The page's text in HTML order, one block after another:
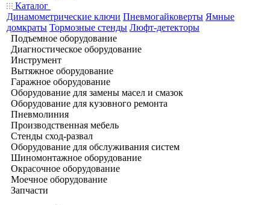
Каталог
Динамометрические ключи Пневмогайковерты Ямные
домкраты Тормозные стенды Люфт-детекторы
Подъемное оборудование
Диагностическое оборудование
Инструмент
Вытяжное оборудование
Гаражное оборудование
Оборудование для замены масел и смазок
Оборудование для кузовного ремонта
Пневмолиния
Производственная мебель
Стенды сход-развал
Оборудование для обслуживания систем
Шиномонтажное оборудование
Окрасочное оборудование
Моечное оборудование
Запчасти